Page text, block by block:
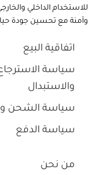
للاستخدام الداخلي
وآمنة مع تحسين جودة
اتفاقية البيع
سياسة
والاستبدال
سياسة الشحن
سياسة الدفع
من نحن